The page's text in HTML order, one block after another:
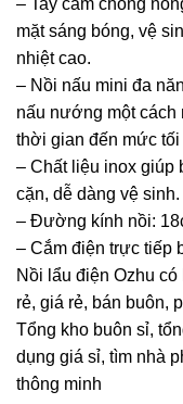
– Tay cầm chống
mặt sáng bóng, vệ
nhiệt cao.
– Nồi nấu mini đa
nấu nướng một cách
thời gian đến mức tối
– Chất liệu inox giúp
cặn, dễ dàng vệ sinh.
– Đường kính nồi:
– Cắm điện trực tiếp
Nồi lẩu điện Ozhu
rẻ, giá rẻ, bán buôn,
Tổng kho buôn sỉ,
dụng giá sỉ, tìm nhà
thông minh